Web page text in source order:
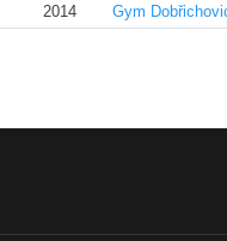
2014 Gym